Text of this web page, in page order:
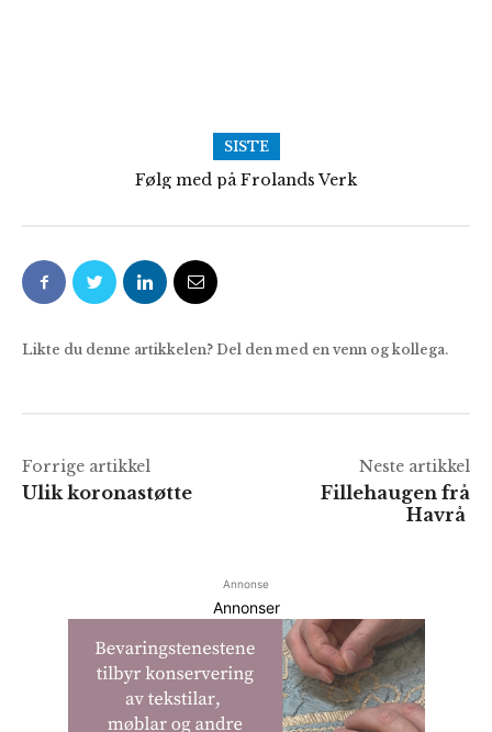
SISTE
Følg med på Frolands Verk
Ja, nei, kanskje?
Likte du denne artikkelen? Del den med en venn og kollega.
Forrige artikkel
Ulik koronastøtte
Neste artikkel
Fillehaugen frå
Havrå
Annonse
Annonser